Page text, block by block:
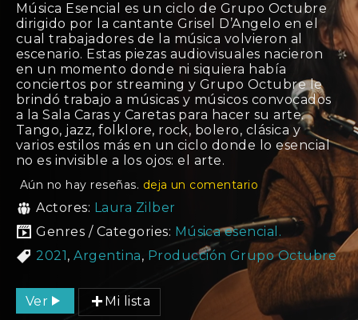
Música Esencial es un ciclo de Grupo Octubre
dirigido por la cantante Grisel D’Angelo en el
cual trabajadores de la música volvieron al
escenario. Estas piezas audiovisuales nacieron
en un momento donde ni siquiera había
conciertos por streaming y Grupo Octubre le
brindó trabajo a músicas y músicos convocados
a la Sala Caras y Caretas para hacer su arte.
Tango, jazz, folklore, rock, bolero, clásica y
varios estilos más en un ciclo donde lo esencial
no es invisible a los ojos: el arte.
Aún no hay reseñas. deja un comentario
Actores: Laura Zilber
Genres / Categories: Música esencial.
2021,Argentina, Producción Grupo Octubre
Ver Mi lista